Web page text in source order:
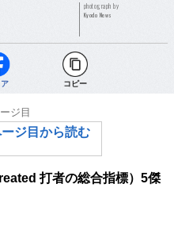
photograph by
Kyodo News
コピー
ジ目
ジ目から読む
打者の総合指標）5傑